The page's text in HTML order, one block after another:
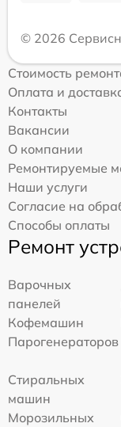
© 2026
Стоимость
Оплата и
Контакты
Вакансии
О компании
Ремонтируемые
Наши услуги
Согласие на
Способы оплаты
Ремонт
Варочных
панелей
Кофемашин
Парогенераторов
Стиральных
машин
Морозильных